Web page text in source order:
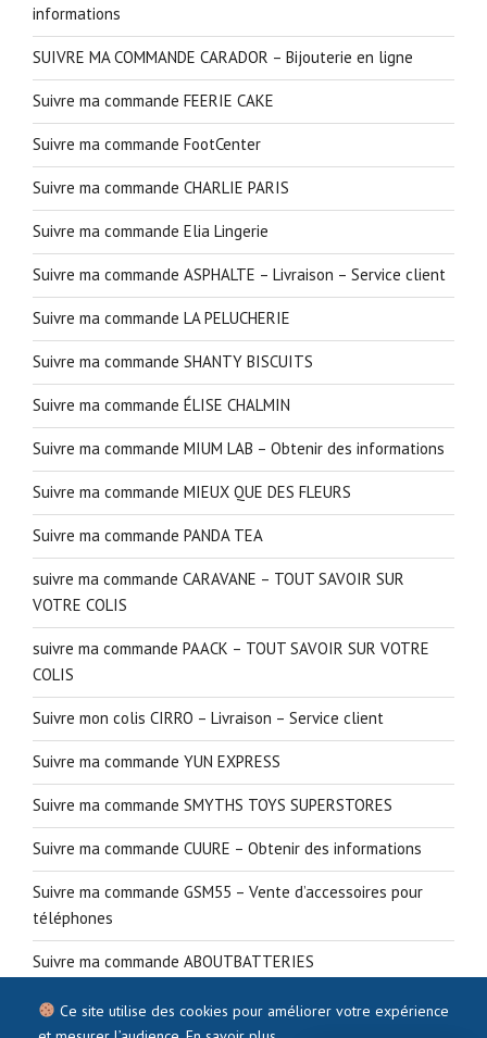
informations
SUIVRE MA COMMANDE CARADOR – Bijouterie en ligne
Suivre ma commande FEERIE CAKE
Suivre ma commande FootCenter
Suivre ma commande CHARLIE PARIS
Suivre ma commande Elia Lingerie
Suivre ma commande ASPHALTE – Livraison – Service client
Suivre ma commande LA PELUCHERIE
Suivre ma commande SHANTY BISCUITS
Suivre ma commande ÉLISE CHALMIN
Suivre ma commande MIUM LAB – Obtenir des informations
Suivre ma commande MIEUX QUE DES FLEURS
Suivre ma commande PANDA TEA
suivre ma commande CARAVANE – TOUT SAVOIR SUR
VOTRE COLIS
suivre ma commande PAACK – TOUT SAVOIR SUR VOTRE
COLIS
Suivre mon colis CIRRO – Livraison – Service client
Suivre ma commande YUN EXPRESS
Suivre ma commande SMYTHS TOYS SUPERSTORES
Suivre ma commande CUURE – Obtenir des informations
Suivre ma commande GSM55 – Vente d’accessoires pour
téléphones
Suivre ma commande ABOUTBATTERIES
Ce site utilise des cookies pour améliorer votre expérience